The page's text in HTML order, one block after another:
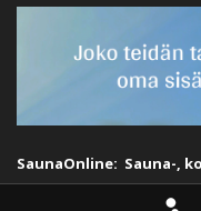
SaunaOnline: Sauna-,